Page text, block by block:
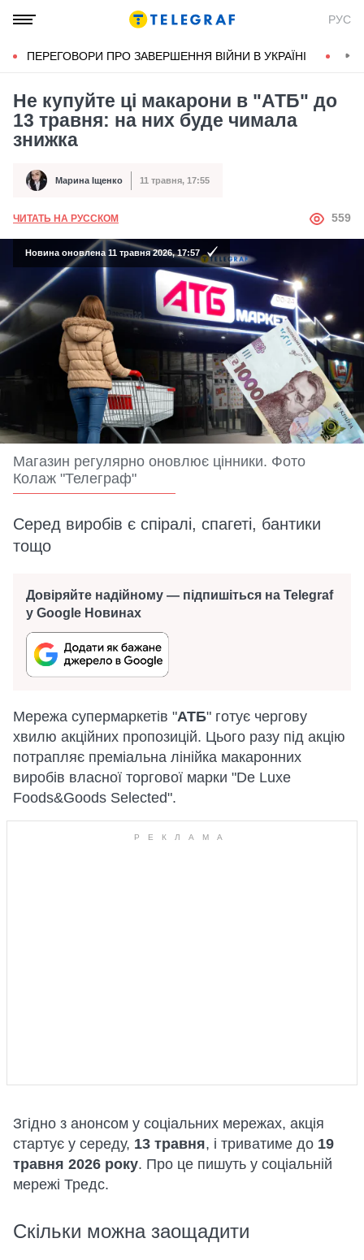
РУС
ПЕРЕГОВОРИ ПРО ЗАВЕРШЕННЯ ВІЙНИ В УКРАЇНІ
Не купуйте ці макарони в "АТБ" до
13 травня: на них буде чимала
знижка
Автор Марина Іщенко
Дата публікації 11 травня, 17:55
ЧИТАТЬ НА РУССКОМ АВТОР
559
Новина оновлена 11 травня 2026, 17:57
Магазин регулярно оновлює цінники. Фото
Колаж "Телеграф"
Серед виробів є спіралі, спагеті, бантики
тощо
Довіряйте надійному — підпишіться на Telegraf
у Google Новинах
Мережа супермаркетів "АТБ" готує чергову
хвилю акційних пропозицій. Цього разу під акцію
потрапляє преміальна лінійка макаронних
виробів власної торгової марки "De Luxe
Foods&Goods Selected".
Згідно з анонсом у соціальних мережах, акція
стартує у середу, 13 травня, і триватиме до 19
травня 2026 року. Про це пишуть у соціальній
мережі Тредс.
Скільки можна заощадити